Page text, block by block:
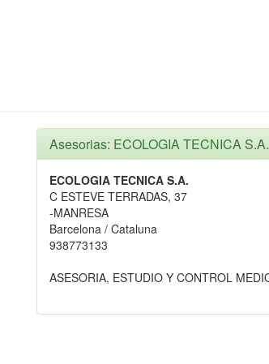
Asesorias: ECOLOGIA TECNICA S.A.
ECOLOGIA TECNICA S.A.
C ESTEVE TERRADAS, 37
-MANRESA
Barcelona / Cataluna
938773133
ASESORIA, ESTUDIO Y CONTROL